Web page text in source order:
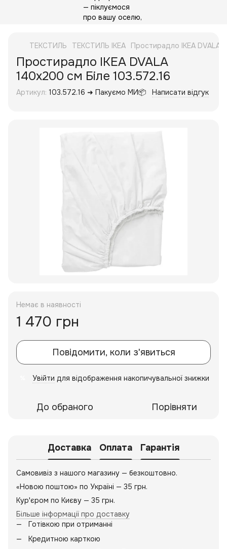
ТЕКСТИЛЬ ТЕКСТИЛЬ IKEA Простирадло IKEA DVALA
Простирадло IKEA DVALA
140х200 см Біле 103.572.16
Артикул: 103.572.16 ➜ Пакуємо МИ📦 Написати відгук
Немає в наявності
1 470 грн
Повідомити, коли з'явиться
Увійти для відображення накопичувальної знижки
До обраного Порівняти
Доставка Оплата Гарантія
Самовивіз з нашого магазину — безкоштовно.
«Новою поштою» по Україні — 35 грн.
Кур'єром по Києву — 35 грн.
Більше інформації про доставку
Готівкою при отриманні
Кредитною карткою